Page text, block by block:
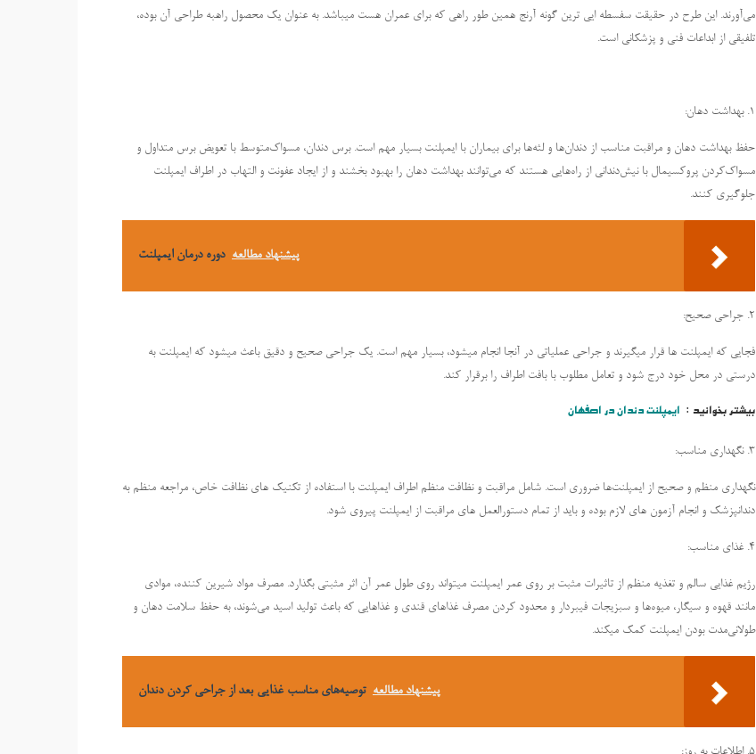
می‌آورند. این طرح در حقیقت سفسطه ایی ترین گونه آرنج همین طور راهی که برای عمران هست میباشد. به عنوان یک محصول راهبه طراحی آن بوده،
تلفیقی از ابداعات فنی و پزشکانی است.
1. بهداشت دهان:
حفظ بهداشت دهان و مراقبت مناسب از دندان‌ها و لثه‌ها برای بیماران با ایمپلنت بسیار مهم است. برس دندان، مسواک‌متوسط ​​با تعویض برس متداول و
مسواک‌کردن پروکسیمال با نیش‌دندانی از راه‌هایی هستند که می‌توانند بهداشت دهان را بهبود بخشند و از ایجاد عفونت و التهاب در اطراف ایمپلنت
جلوگیری کنند.
پیشنهاد مطالعه دوره درمان ایمپلنت
2. جراحی صحیح:
فجایی که ایمپلنت ها قرار میگیرند و جراحی عملیاتی در آنجا انجام میشود، بسیار مهم است. یک جراحی صحیح و دقیق باعث میشود که ایمپلنت به
درستی در محل خود درج شود و تعامل مطلوب با بافت اطراف را برقرار کند.
بیشتر بخوانید : ایمپلنت دندان در اصفهان
3. نگهداری مناسب:
نگهداری منظم و صحیح از ایمپلنت‌ها ضروری است. شامل مراقبت و نظافت منظم اطراف ایمپلنت با استفاده از تکنیک های نظافت خاص، مراجعه منظم به
دندانپزشک و انجام آزمون های لازم بوده و باید از تمام دستورالعمل های مراقبت از ایمپلنت پیروی شود.
4. غذای مناسب:
رژیم غذایی سالم و تغذیه منظم از تاثیرات مثبت بر روی عمر ایمپلنت میتواند روی طول عمر آن اثر مثبتی بگذارد. مصرف مواد شیرین کننده، موادی
مانند قهوه و سیگار، میوه‌ها و سبزیجات فیبردار و محدود کردن مصرف غذاهای قندی و غذاهایی که باعث تولید اسید می‌شوند، به حفظ سلامت دهان و
طولانی‌مدت بودن ایمپلنت کمک میکند.
پیشنهاد مطالعه توصیه‌های مناسب غذایی بعد از جراحی کردن دندان